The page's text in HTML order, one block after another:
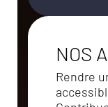
NOS
Rendre